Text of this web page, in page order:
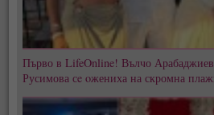
Първо в LifeOnline! Вълчо
Русимова сe oжениха на скромна